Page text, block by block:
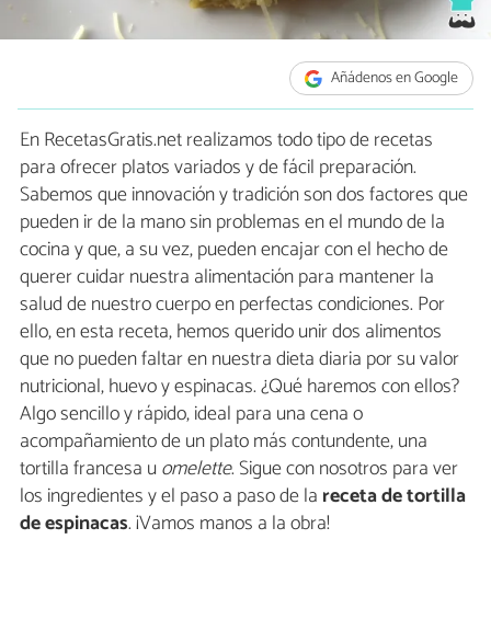
Añádenos en Google
En RecetasGratis.net realizamos todo tipo de recetas
para ofrecer platos variados y de fácil preparación.
Sabemos que innovación y tradición son dos factores que
pueden ir de la mano sin problemas en el mundo de la
cocina y que, a su vez, pueden encajar con el hecho de
querer cuidar nuestra alimentación para mantener la
salud de nuestro cuerpo en perfectas condiciones. Por
ello, en esta receta, hemos querido unir dos alimentos
que no pueden faltar en nuestra dieta diaria por su valor
nutricional, huevo y espinacas. ¿Qué haremos con ellos?
Algo sencillo y rápido, ideal para una cena o
acompañamiento de un plato más contundente, una
tortilla francesa uomelette. Sigue con nosotros para ver
los ingredientes y el paso a paso de la receta de tortilla
de espinacas. ¡Vamos manos a la obra!